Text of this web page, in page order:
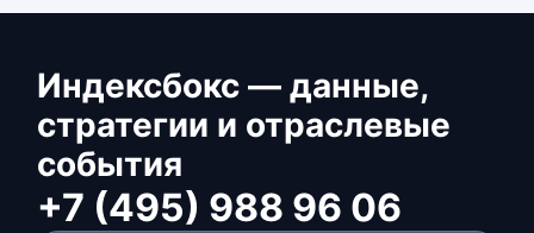
Индексбокс — данные,
стратегии и отраслевые
события
+7 (495) 988 96 06